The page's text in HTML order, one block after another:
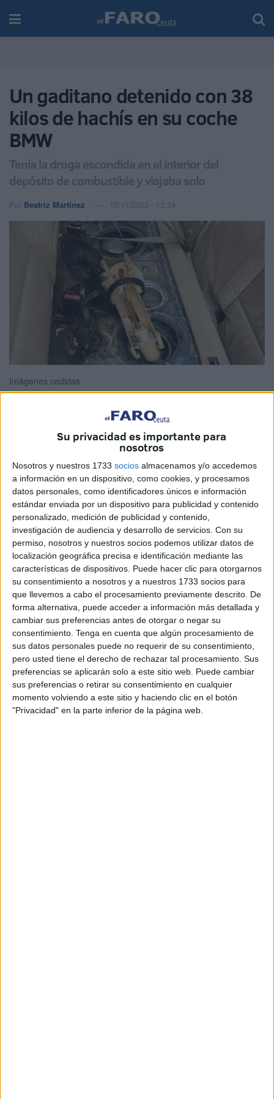
Su privacidad es importante para
nosotros
Nosotros y nuestros 1733 socios almacenamos y/o accedemos
a información en un dispositivo, como cookies, y procesamos
datos personales, como identificadores únicos e información
estándar enviada por un dispositivo para publicidad y contenido
personalizado, medición de publicidad y contenido,
investigación de audiencia y desarrollo de servicios. Con su
permiso, nosotros y nuestros socios podemos utilizar datos de
localización geográfica precisa e identificación mediante las
características de dispositivos. Puede hacer clic para otorgarnos
su consentimiento a nosotros y a nuestros 1733 socios para
que llevemos a cabo el procesamiento previamente descrito. De
forma alternativa, puede acceder a información más detallada y
cambiar sus preferencias antes de otorgar o negar su
consentimiento. Tenga en cuenta que algún procesamiento de
sus datos personales puede no requerir de su consentimiento,
pero usted tiene el derecho de rechazar tal procesamiento. Sus
preferencias se aplicarán solo a este sitio web. Puede cambiar
sus preferencias o retirar su consentimiento en cualquier
momento volviendo a este sitio y haciendo clic en el botón
"Privacidad" en la parte inferior de la página web.
Un gaditano detenido con 38
kilos de hachís en su coche
BMW
Tenía la droga escondida en el interior del
depósito de combustible y viajaba solo
Por Beatriz Martínez 13/11/2023 - 13:24
Imágenes cedidas
La Guardia Civilde Ceuta ha detenido a un vecino de
de hachísescondidos en el interior del depósito de
combustible. El varón, único ocupantedel coche,
esperará entre rejas a la espera de juicio.
La intervención la llevaron a cabo los componentes de la
Compañía Fiscal y de Fronteras junto al Grupo Cinológico
de la Comandancia que prestan servicio en la zona previa
al embarque para someter a control a los vehículos que
pasan aAlgeciras.
Fue así como se detectó la posible existencia de droga en
el coche modelo BMW que conducía este gaditano. Tras el
registro exhaustivo después de que el perro marcara el
pequeño alijo se procedió a su detención por un delito
contra la salud pública, tal y como ha explicado el Instituto
Armado en una nota de prensa.